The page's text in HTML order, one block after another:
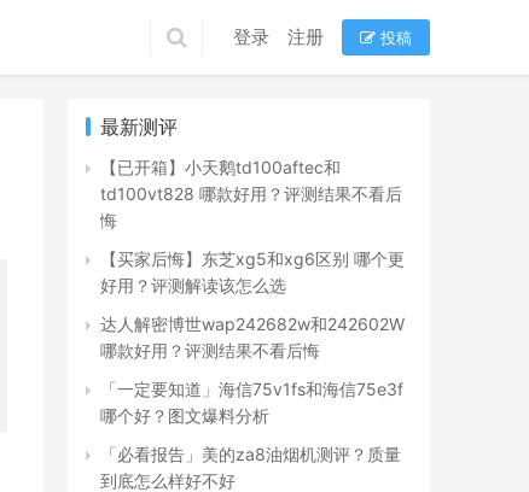
登录 注册 投稿
最新测评
【已开箱】小天鹅td100aftec和
td100vt828 哪款好用？评测结果不看后
悔
【买家后悔】东芝xg5和xg6区别 哪个更
好用？评测解读该怎么选
达人解密博世wap242682w和242602W
哪款好用？评测结果不看后悔
「一定要知道」海信75v1fs和海信75e3f
哪个好？图文爆料分析
「必看报告」美的za8油烟机测评？质量
到底怎么样好不好